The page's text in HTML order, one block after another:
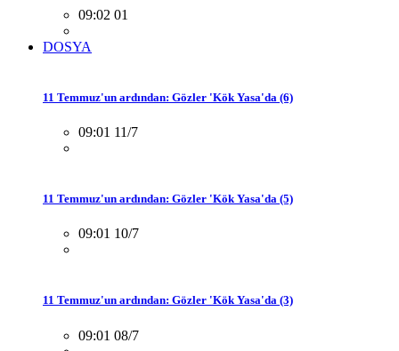
09:02 01
DOSYA
11 Temmuz'un ardından: Gözler 'Kök Yasa'da (6)
09:01 11/7
11 Temmuz'un ardından: Gözler 'Kök Yasa'da (5)
09:01 10/7
11 Temmuz'un ardından: Gözler 'Kök Yasa'da (3)
09:01 08/7